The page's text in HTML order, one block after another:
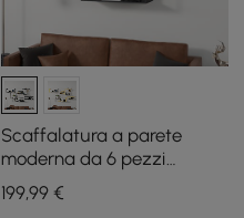
Scaffalatura a parete
moderna da 6 pezzi
Scaffali galleggianti neri in
metallo
199,99€